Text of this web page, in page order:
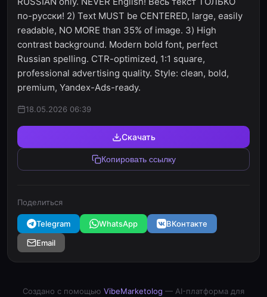
по-русски! 2) Text MUST be CENTERED, large, easily
readable, NO MORE than 35% of image. 3) High
contrast background. Modern bold font, perfect
Russian spelling. CTR-optimized, 1:1 square,
professional advertising quality. Style: clean, bold,
premium, Yandex-Ads-ready.
18.05.2026 06:39
Скачать
Копировать ссылку
Поделиться
Telegram WhatsApp
ВКонтакте
Email
Создано с помощью VibeMarketolog — AI-платформа для